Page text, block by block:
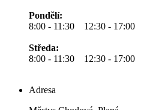
Pondělí:
8:00 - 11:30 12:30 - 17:00
Středa:
8:00 - 11:30 12:30 - 17:00
Adresa